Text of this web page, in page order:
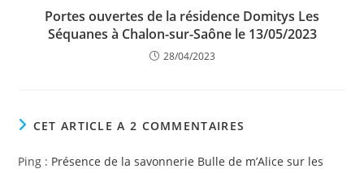
Portes ouvertes de la résidence Domitys Les
Séquanes à Chalon-sur-Saône le 13/05/2023
28/04/2023
CET ARTICLE A 2 COMMENTAIRES
Ping : Présence de la savonnerie Bulle de m’Alice sur les